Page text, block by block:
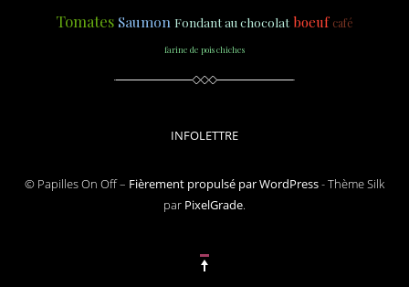
Tomates Saumon Fondant au chocolat boeuf café
farine de pois chiches
INFOLETTRE
© Papilles On Off – Fièrement propulsé par WordPress-Thème Silk
par PixelGrade.